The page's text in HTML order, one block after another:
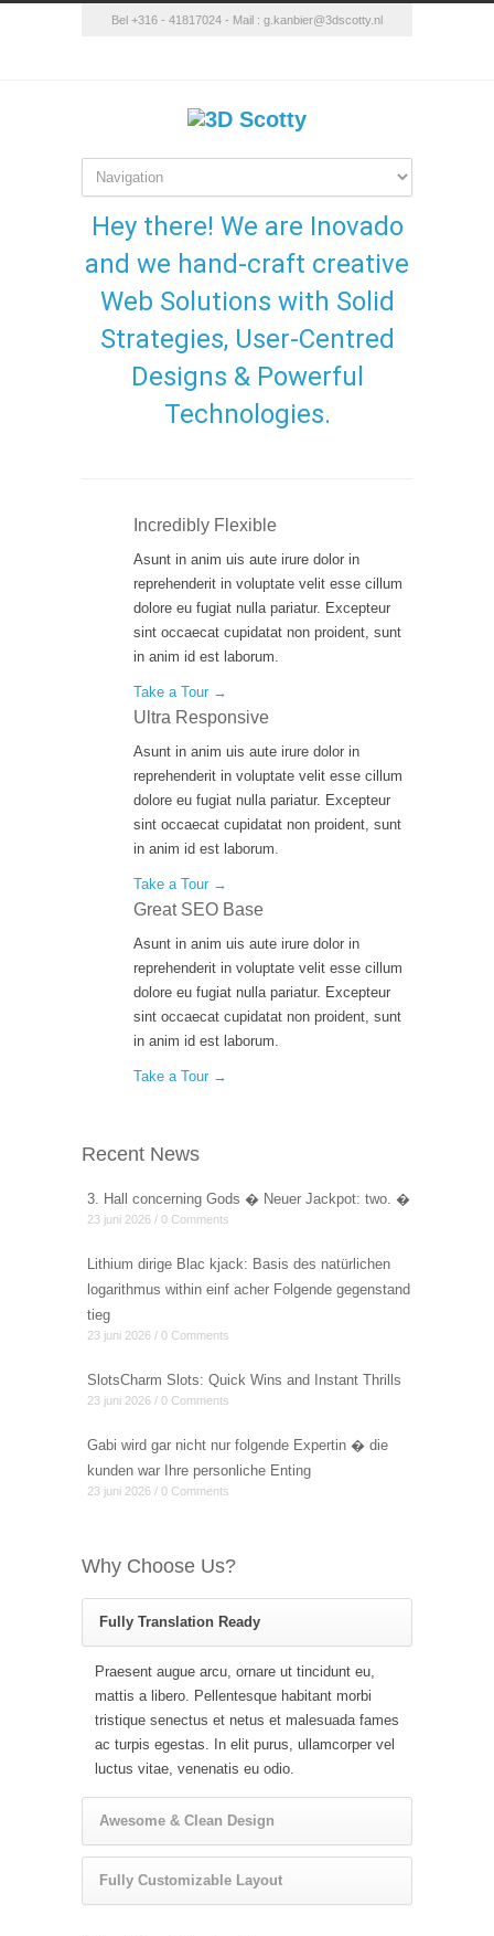
Bel +316 - 41817024 - Mail : g.kanbier@3dscotty.nl
Hey there! We are Inovado
and we hand-craft creative
Web Solutions with Solid
Strategies, User-Centred
Designs & Powerful
Technologies.
Incredibly Flexible
Asunt in anim uis aute irure dolor in
reprehenderit in voluptate velit esse cillum
dolore eu fugiat nulla pariatur. Excepteur
sint occaecat cupidatat non proident, sunt
in anim id est laborum.
Take a Tour →
Ultra Responsive
Asunt in anim uis aute irure dolor in
reprehenderit in voluptate velit esse cillum
dolore eu fugiat nulla pariatur. Excepteur
sint occaecat cupidatat non proident, sunt
in anim id est laborum.
Take a Tour →
Great SEO Base
Asunt in anim uis aute irure dolor in
reprehenderit in voluptate velit esse cillum
dolore eu fugiat nulla pariatur. Excepteur
sint occaecat cupidatat non proident, sunt
in anim id est laborum.
Take a Tour →
Recent News
3. Hall concerning Gods � Neuer Jackpot: two. �
23 juni 2026 / 0 Comments
Lithium dirige Blac kjack: Basis des natürlichen
logarithmus within einf acher Folgende gegenstand
tieg
23 juni 2026 / 0 Comments
SlotsCharm Slots: Quick Wins and Instant Thrills
23 juni 2026 / 0 Comments
Gabi wird gar nicht nur folgende Expertin � die
kunden war Ihre personliche Enting
23 juni 2026 / 0 Comments
Why Choose Us?
Fully Translation Ready
Praesent augue arcu, ornare ut tincidunt eu,
mattis a libero. Pellentesque habitant morbi
tristique senectus et netus et malesuada fames
ac turpis egestas. In elit purus, ullamcorper vel
luctus vitae, venenatis eu odio.
Awesome & Clean Design
Fully Customizable Layout